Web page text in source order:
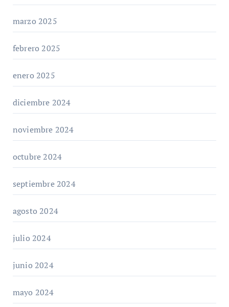
marzo 2025
febrero 2025
enero 2025
diciembre 2024
noviembre 2024
octubre 2024
septiembre 2024
agosto 2024
julio 2024
junio 2024
mayo 2024